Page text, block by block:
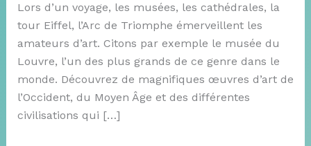
Lors d’un voyage, les musées, les cathédrales, la
tour Eiffel, l’Arc de Triomphe émerveillent les
amateurs d’art. Citons par exemple le musée du
Louvre, l’un des plus grands de ce genre dans le
monde. Découvrez de magnifiques œuvres d’art de
l’Occident, du Moyen Âge et des différentes
civilisations qui […]